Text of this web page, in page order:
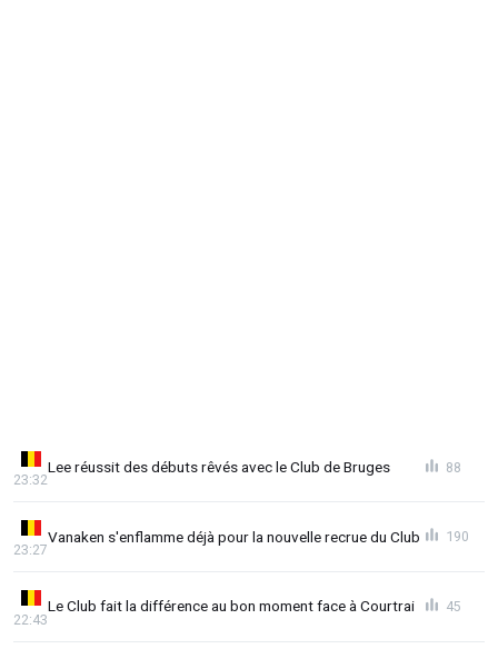
Lee réussit des débuts rêvés avec le Club de Bruges
23:32
88
Vanaken s'enflamme déjà pour la nouvelle recrue du Club
23:27
190
Le Club fait la différence au bon moment face à Courtrai
22:43
45